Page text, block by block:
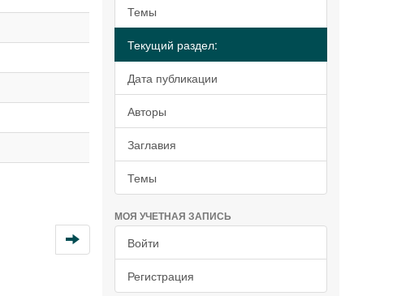
Темы
Текущий раздел:
Дата публикации
Авторы
Заглавия
Темы
МОЯ УЧЕТНАЯ ЗАПИСЬ
Войти
Регистрация